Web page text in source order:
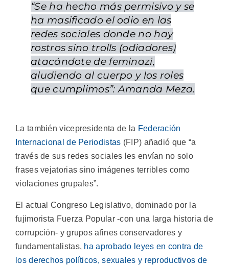
“Se ha hecho más permisivo y se
ha masificado el odio en las
redes sociales donde no hay
rostros sino trolls (odiadores)
atacándote de feminazi,
aludiendo al cuerpo y los roles
que cumplimos”: Amanda Meza.
La también vicepresidenta de la Federación
Internacional de Periodistas (FIP) añadió que “a
través de sus redes sociales les envían no solo
frases vejatorias sino imágenes terribles como
violaciones grupales”.
El actual Congreso Legislativo, dominado por la
fujimorista Fuerza Popular -con una larga historia de
corrupción- y grupos afines conservadores y
fundamentalistas, ha aprobado leyes en contra de
los derechos políticos, sexuales y reproductivos de